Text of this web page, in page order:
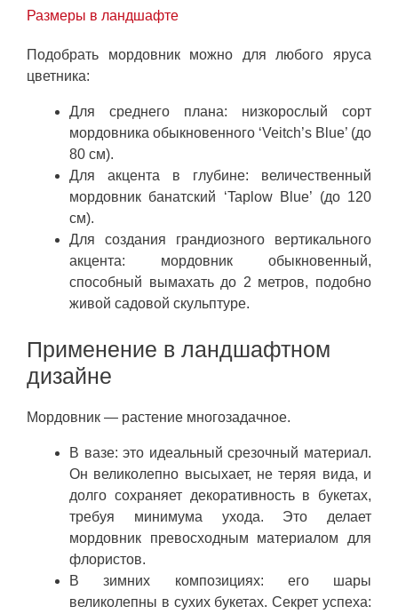
Размеры в ландшафте
Подобрать мордовник можно для любого яруса
цветника:
Для среднего плана: низкорослый сорт
мордовника обыкновенного ‘Veitch’s Blue’ (до
80 см).
Для акцента в глубине: величественный
мордовник банатский ‘Taplow Blue’ (до 120
см).
Для создания грандиозного вертикального
акцента: мордовник обыкновенный,
способный вымахать до 2 метров, подобно
живой садовой скульптуре.
Применение в ландшафтном
дизайне
Мордовник — растение многозадачное.
В вазе: это идеальный срезочный материал.
Он великолепно высыхает, не теряя вида, и
долго сохраняет декоративность в букетах,
требуя минимума ухода. Это делает
мордовник превосходным материалом для
флористов.
В зимних композициях: его шары
великолепны в сухих букетах. Секрет успеха: